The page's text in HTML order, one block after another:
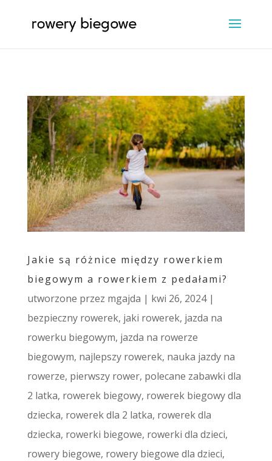
Jakie są różnice między rowerkiem
biegowym a rowerkiem z pedałami?
utworzone przez mgajda | kwi 26, 2024|
bezpieczny rowerek, jaki rowerek, jazda na
rowerku biegowym, jazda na rowerze
biegowym, najlepszy rowerek, nauka jazdy na
rowerze, pierwszy rower, polecane zabawki dla
2 latka, rowerek biegowy, rowerek biegowy dla
dziecka, rowerek dla 2 latka, rowerek dla
dziecka, rowerki biegowe, rowerki dla dzieci,
rowery biegowe, rowery biegowe dla dzieci,